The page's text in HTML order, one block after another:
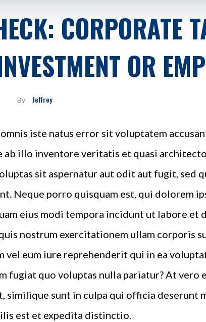
CORPORATE
OR
By Jeffrey
iste natus error sit voluptatem
ab illo inventore veritatis et quasi
sit aspernatur aut odit aut fugit, sed
Neque porro quisquam est, qui dolorem
eius modi tempora incidunt ut labore et
nostrum exercitationem ullam corporis
vel eum iure reprehenderit qui in ea
fugiat quo voluptas nulla pariatur? At vero
similique sunt in culpa qui officia deserunt
est et expedita distinctio.